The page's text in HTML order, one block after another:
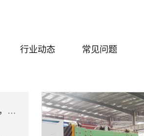
行业动态 常见问题
南京数字超声波探伤仪做多了，我改变了这个看法